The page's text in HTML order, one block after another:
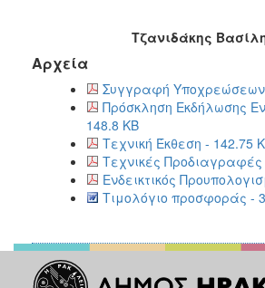
Τζανιδάκης
Αρχεία
Συγγραφή Υποχρεώσεων
Πρόσκληση Εκδήλωσης
148.8 KB
Τεχνική Έκθεση - 142.75
Τεχνικές Προδιαγραφές
Ενδεικτικός
Τιμολόγιο προσφοράς -